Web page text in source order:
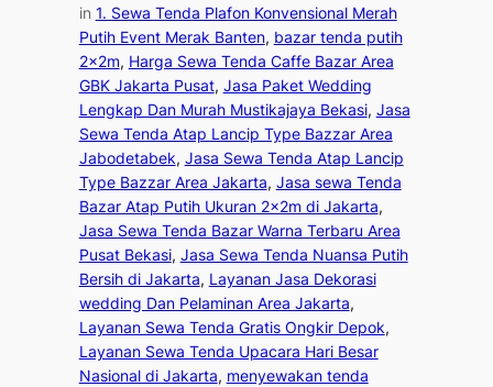
in 1. Sewa Tenda Plafon Konvensional Merah
Putih Event Merak Banten, bazar tenda putih
2x2m, Harga Sewa Tenda Caffe Bazar Area
GBK Jakarta Pusat, Jasa Paket Wedding
Lengkap Dan Murah Mustikajaya Bekasi, Jasa
Sewa Tenda Atap Lancip Type Bazzar Area
Jabodetabek, Jasa Sewa Tenda Atap Lancip
Type Bazzar Area Jakarta, Jasa sewa Tenda
Bazar Atap Putih Ukuran 2x2m di Jakarta
Jasa Sewa Tenda Bazar Warna Terbaru Area
Pusat Bekasi, Jasa Sewa Tenda Nuansa Putih
Bersih di Jakarta, Layanan Jasa Dekorasi
wedding Dan Pelaminan Area Jakarta
Layanan Sewa Tenda Gratis Ongkir Depok
Layanan Sewa Tenda Upacara Hari Besar
Nasional di Jakarta, menyewakan tenda